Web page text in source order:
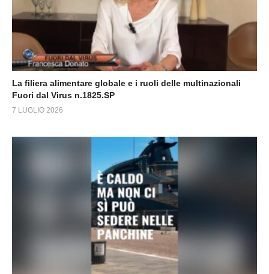
La filiera alimentare globale e i ruoli delle multinazionali
Fuori dal Virus n.1825.SP
7 LUGLIO 2026